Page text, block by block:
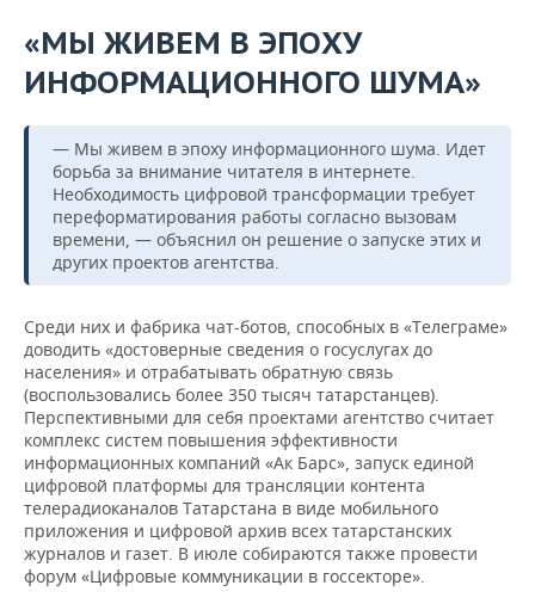
«МЫ ЖИВЕМ В ЭПОХУ
ИНФОРМАЦИОННОГО ШУМА»
— Мы живем в эпоху информационного шума. Идет
борьба за внимание читателя в интернете.
Необходимость цифровой трансформации требует
переформатирования работы согласно вызовам
времени, — объяснил он решение о запуске этих и
других проектов агентства.
Среди них и фабрика чат-ботов, способных в «Телеграме»
доводить «достоверные сведения о госуслугах до
населения» и отрабатывать обратную связь
(воспользовались более 350 тысяч татарстанцев).
Перспективными для себя проектами агентство считает
комплекс систем повышения эффективности
информационных компаний «Ак Барс», запуск единой
цифровой платформы для трансляции контента
телерадиоканалов Татарстана в виде мобильного
приложения и цифровой архив всех татарстанских
журналов и газет. В июле собираются также провести
форум «Цифровые коммуникации в госсекторе».